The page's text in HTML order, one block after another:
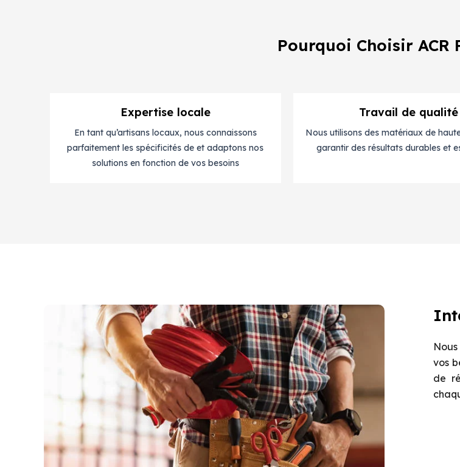
Pourquoi Choisir ACR
Expertise locale
En tant qu’artisans locaux, nous connaissons
parfaitement les spécificités de et adaptons nos
solutions en fonction de vos besoins
Travail de qualité
Nous utilisons des matériaux de
garantir des résultats durables et
vos
de